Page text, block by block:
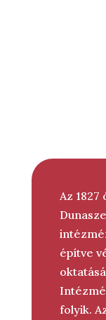
Az
építve
folyik.